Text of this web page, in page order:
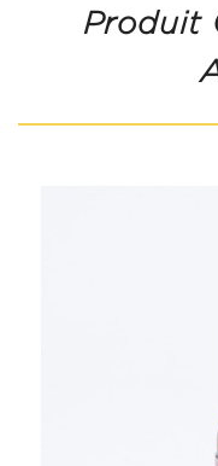
Produit